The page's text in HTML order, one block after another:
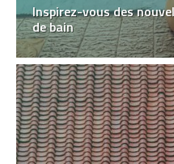
Inspirez-vous des
de bain